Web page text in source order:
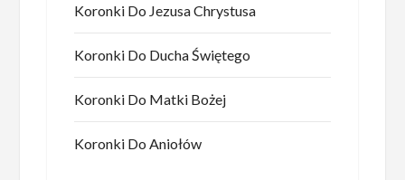
Koronki Do Jezusa Chrystusa
Koronki Do Ducha Świętego
Koronki Do Matki Bożej
Koronki Do Aniołów